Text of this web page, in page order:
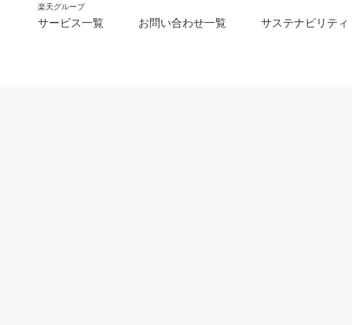
楽天グループ
サービス一覧 お問い合わせ一覧 サステナビリティ